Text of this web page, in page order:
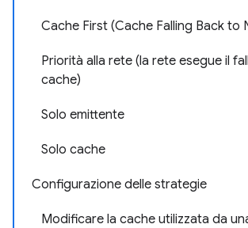
Cache First (Cache Falling Back to
Priorità alla rete (la rete esegue il
cache)
Solo emittente
Solo cache
Configurazione delle strategie
Modificare la cache utilizzata da